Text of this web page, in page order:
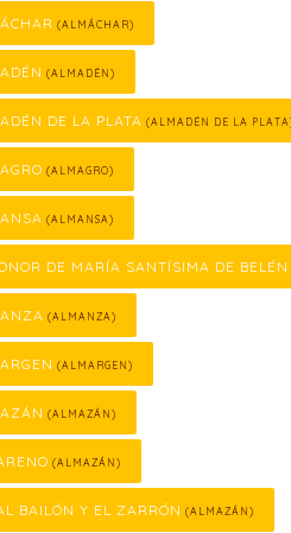
(ALMÁCHAR)
(ALMADÉN)
DE LA PLATA (ALMADÉN DE LA
(ALMAGRO)
(ALMANSA)
DE MARÍA SANTÍSIMA DE BELÉN
(ALMANZA)
(ALMARGEN)
(ALMAZÁN)
(ALMAZÁN)
BAILÓN Y EL ZARRÓN (ALMAZÁN)